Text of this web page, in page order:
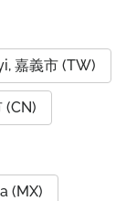
嘉義市 (TW)
(CN)
(MX)